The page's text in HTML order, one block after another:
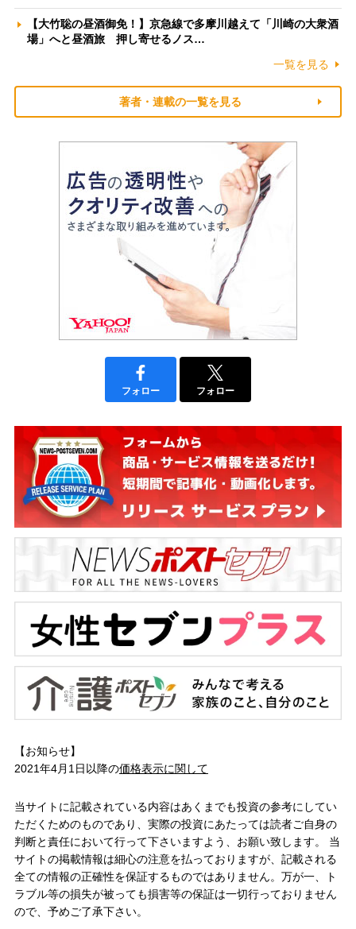
【大竹聡の昼酒御免！】京急線で多摩川越えて「川崎の大衆酒
場」へと昼酒旅 押し寄せるノス…
一覧を見る
著者・連載の一覧を見る
フォロー フォロー
【お知らせ】
2021年4月1日以降の価格表示に関して
当サイトに記載されている内容はあくまでも投資の参考にしてい
ただくためのものであり、実際の投資にあたっては読者ご自身の
判断と責任において行って下さいますよう、お願い致します。 当
サイトの掲載情報は細心の注意を払っておりますが、記載される
全ての情報の正確性を保証するものではありません。万が一、ト
ラブル等の損失が被っても損害等の保証は一切行っておりません
ので、予めご了承下さい。